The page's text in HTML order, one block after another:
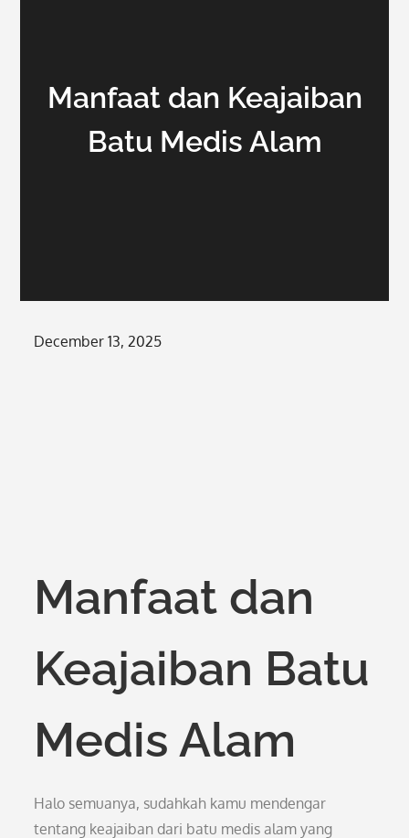
Manfaat dan Keajaiban
Batu Medis Alam
Posted
December 13, 2025
Manfaat dan
Keajaiban Batu
Medis Alam
Halo semuanya, sudahkah kamu mendengar
tentang keajaiban dari batu medis alam yang